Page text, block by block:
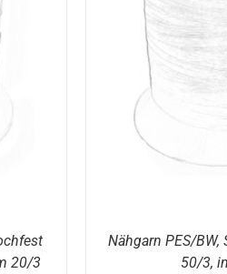
20/3
Nähgarn PES/BW,
50/3,